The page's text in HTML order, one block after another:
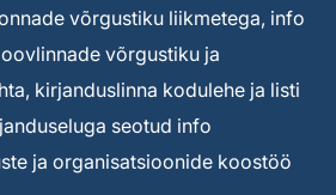
võrgustiku liikmetega, info
võrgustiku ja
kirjanduslinna kodulehe ja listi
seotud info
ja organisatsioonide koostöö